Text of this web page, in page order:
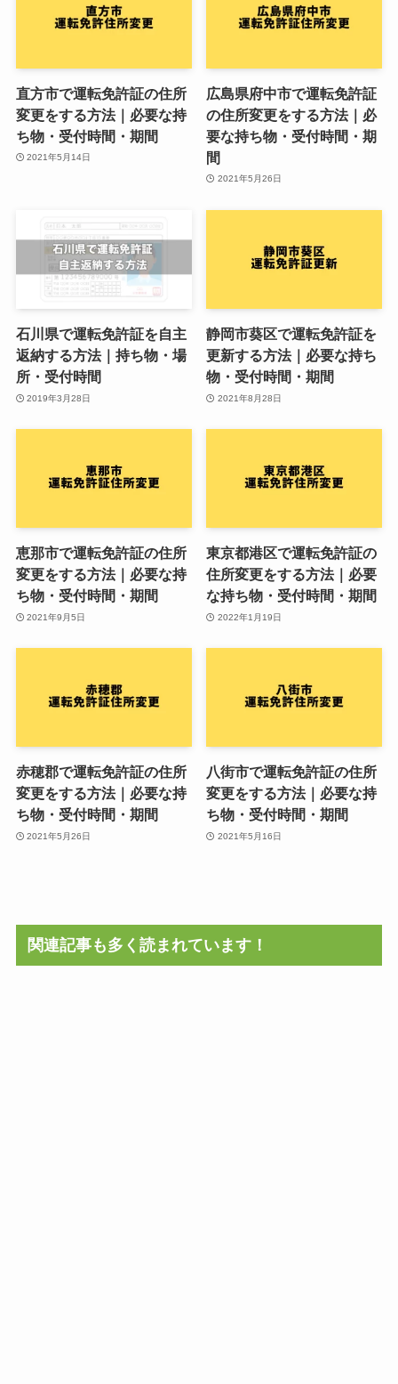
直方市で運転免許証の住所
変更をする方法｜必要な持
ち物・受付時間・期間
2021年5月14日
広島県府中市で運転免許証
の住所変更をする方法｜必
要な持ち物・受付時間・期
間
2021年5月26日
石川県で運転免許証を自主
返納する方法｜持ち物・場
所・受付時間
2019年3月28日
静岡市葵区で運転免許証を
更新する方法｜必要な持ち
物・受付時間・期間
2021年8月28日
恵那市で運転免許証の住所
変更をする方法｜必要な持
ち物・受付時間・期間
2021年9月5日
東京都港区で運転免許証の
住所変更をする方法｜必要
な持ち物・受付時間・期間
2022年1月19日
赤穂郡で運転免許証の住所
変更をする方法｜必要な持
ち物・受付時間・期間
2021年5月26日
八街市で運転免許証の住所
変更をする方法｜必要な持
ち物・受付時間・期間
2021年5月16日
関連記事も多く読まれています！